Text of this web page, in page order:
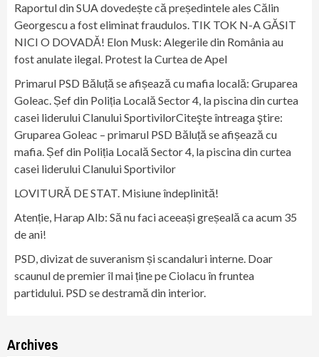
Raportul din SUA dovedește că președintele ales Călin
Georgescu a fost eliminat fraudulos. TIK TOK N-A GĂSIT
NICI O DOVADĂ! Elon Musk: Alegerile din România au
fost anulate ilegal. Protest la Curtea de Apel
Primarul PSD Băluță se afișează cu mafia locală: Gruparea
Goleac. Șef din Poliția Locală Sector 4, la piscina din curtea
casei liderului Clanului SportivilorCiteşte întreaga ştire:
Gruparea Goleac – primarul PSD Băluță se afișează cu
mafia. Șef din Poliția Locală Sector 4, la piscina din curtea
casei liderului Clanului Sportivilor
LOVITURĂ DE STAT. Misiune îndeplinită!
Atenție, Harap Alb: Să nu faci aceeași greșeală ca acum 35
de ani!
PSD, divizat de suveranism și scandaluri interne. Doar
scaunul de premier îl mai ține pe Ciolacu în fruntea
partidului. PSD se destramă din interior.
Archives